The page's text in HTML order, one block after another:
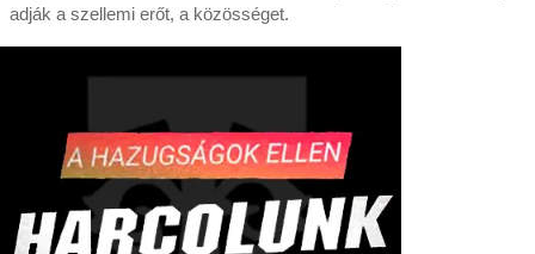
adják a szellemi erőt, a közösséget.